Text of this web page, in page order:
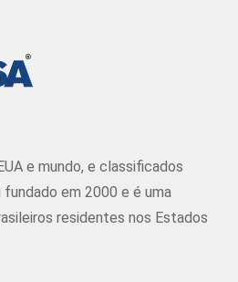
e mundo, e classificados
em 2000 e é uma
residentes nos Estados